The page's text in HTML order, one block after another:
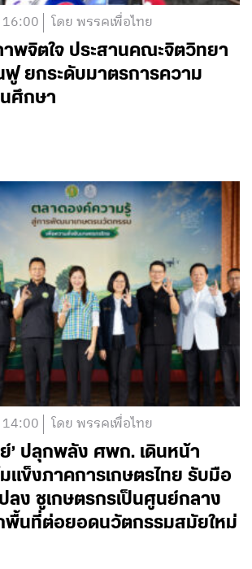
โดย พรรคเพื่อไทย
พจิตใจ ประสานคณะจิตวิทยา
ยกระดับมาตรการความ
ศึกษา
โดย พรรคเพื่อไทย
ย์’ ปลุกพลัง ศพก. เดินหน้า
แข็งภาคการเกษตรไทย รับมือ
ลง ชูเกษตรกรเป็นศูนย์กลาง
พื้นที่ต่อยอดนวัตกรรมสมัยใหม่